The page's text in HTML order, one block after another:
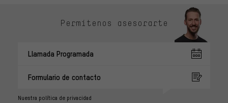
Permítenos asesorarte
Llamada Programada
Formulario de contacto
Nuestra política de privacidad